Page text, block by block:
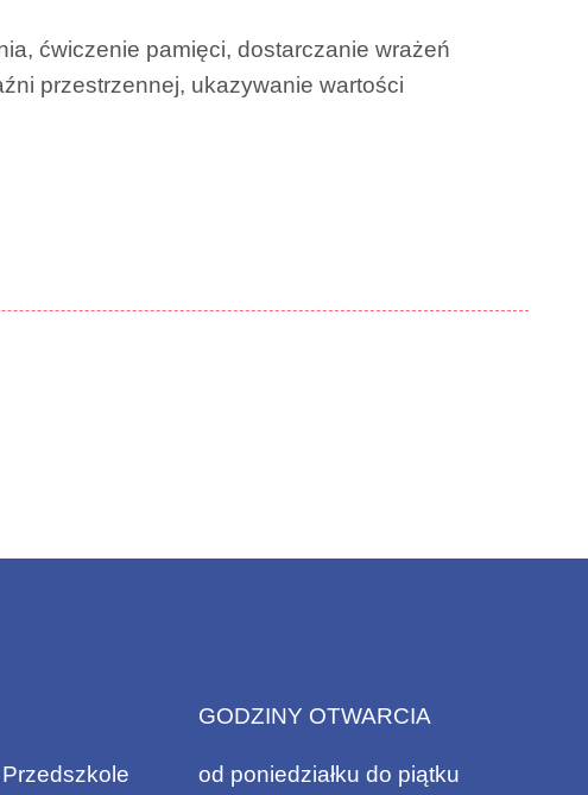
ćwiczenie pamięci, dostarczanie wrażeń
przestrzennej, ukazywanie wartości
GODZINY OTWARCIA
od poniedziałku do piątku